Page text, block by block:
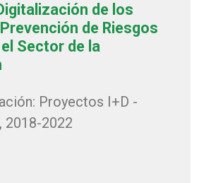
de los
de Riesgos
Sector de la
Proyectos I+D -
2018-2022